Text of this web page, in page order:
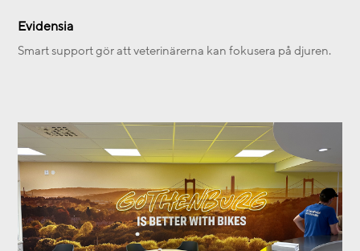
Evidensia
Smart support gör att veterinärerna kan fokusera på djuren.